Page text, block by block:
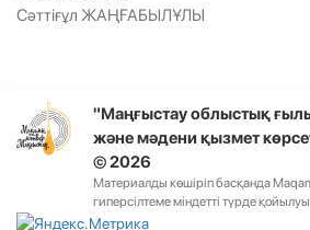
Сәттіғұл ЖАҢҒАБЫЛҰЛЫ
"Маңғыстау облыстық
және мәдени қызмет
© 2026
Материалды көшіріп басқанда
гиперсілтеме міндетті түрде қойылуы